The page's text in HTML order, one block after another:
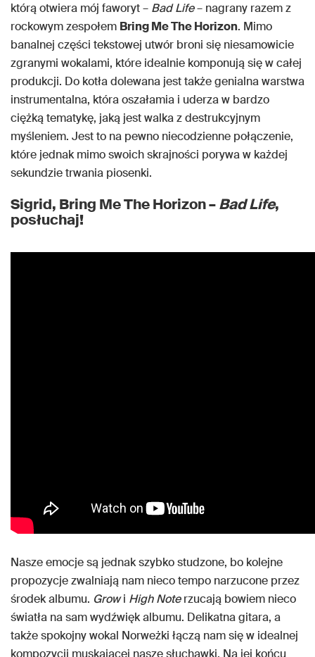
którą otwiera mój faworyt – Bad Life– nagrany razem z
rockowym zespołem Bring Me The Horizon. Mimo
banalnej części tekstowej utwór broni się niesamowicie
zgranymi wokalami, które idealnie komponują się w całej
produkcji. Do kotła dolewana jest także genialna warstwa
instrumentalna, która oszałamia i uderza w bardzo
ciężką tematykę, jaką jest walka z destrukcyjnym
myśleniem. Jest to na pewno niecodzienne połączenie,
które jednak mimo swoich skrajności porywa w każdej
sekundzie trwania piosenki.
Sigrid, Bring Me The Horizon –Bad Life,
posłuchaj!
Nasze emocje są jednak szybko studzone, bo kolejne
propozycje zwalniają nam nieco tempo narzucone przez
środek albumu. Growi High Noterzucają bowiem nieco
światła na sam wydźwięk albumu. Delikatna gitara, a
także spokojny wokal Norweżki łączą nam się w idealnej